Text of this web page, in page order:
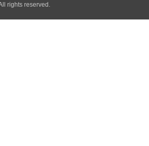
rights reserved.